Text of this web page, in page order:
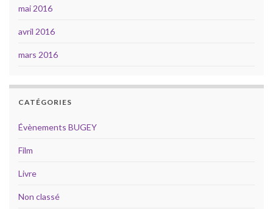
mai 2016
avril 2016
mars 2016
CATÉGORIES
Évènements BUGEY
Film
Livre
Non classé